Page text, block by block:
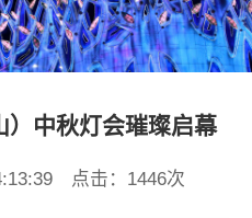
）中秋灯会璀璨启幕
点击：1446次